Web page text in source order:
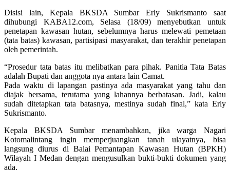
Disisi lain, Kepala BKSDA Sumbar Erly Sukrismanto saat
dihubungi KABA12.com, Selasa (18/09) menyebutkan untuk
penetapan kawasan hutan, sebelumnya harus melewati pemetaan
(tata batas) kawasan, partisipasi masyarakat, dan terakhir penetapan
oleh pemerintah.
“Prosedur tata batas itu melibatkan para pihak. Panitia Tata Batas
adalah Bupati dan anggota nya antara lain Camat.
Pada waktu di lapangan pastinya ada masyarakat yang tahu dan
diajak bersama, terutama yang lahannya berbatasan. Jadi, kalau
sudah ditetapkan tata batasnya, mestinya sudah final,” kata Erly
Sukrismanto.
Kepala BKSDA Sumbar menambahkan, jika warga Nagari
Kotomalintang ingin memperjuangkan tanah ulayatnya, bisa
langsung diurus di Balai Pemantapan Kawasan Hutan (BPKH)
Wilayah I Medan dengan mengusulkan bukti-bukti dokumen yang
ada.